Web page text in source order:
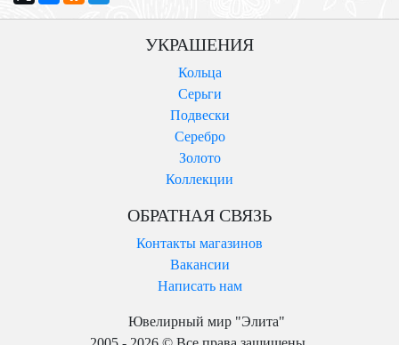
УКРАШЕНИЯ
Кольца
Серьги
Подвески
Серебро
Золото
Коллекции
ОБРАТНАЯ СВЯЗЬ
Контакты магазинов
Вакансии
Написать нам
Ювелирный мир "Элита"